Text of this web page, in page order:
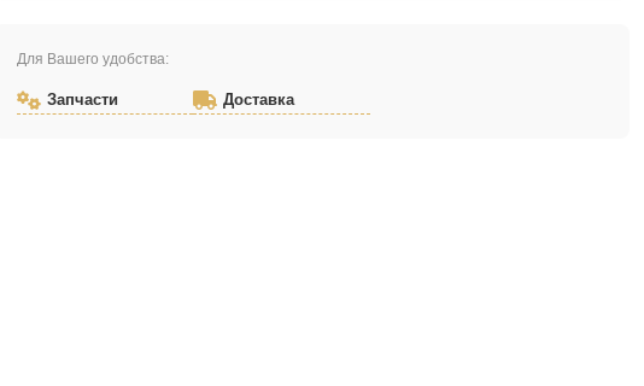
Для Вашего удобства:
Запчасти Доставка